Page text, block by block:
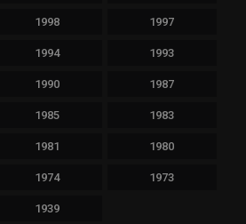
1998 1997
1994 1993
1990 1987
1985 1983
1981 1980
1974 1973
1939